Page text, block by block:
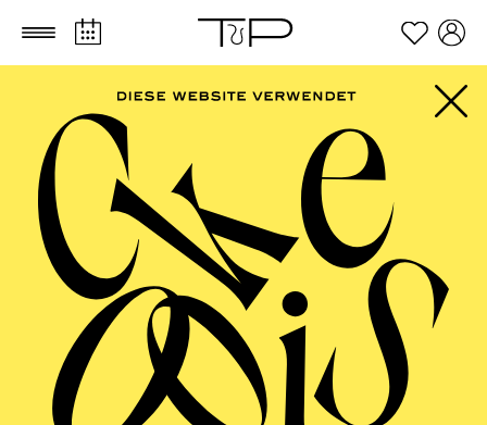
Zum Hauptinhalt springen Zum Footer springen
AALTO MUSIKTHEATER